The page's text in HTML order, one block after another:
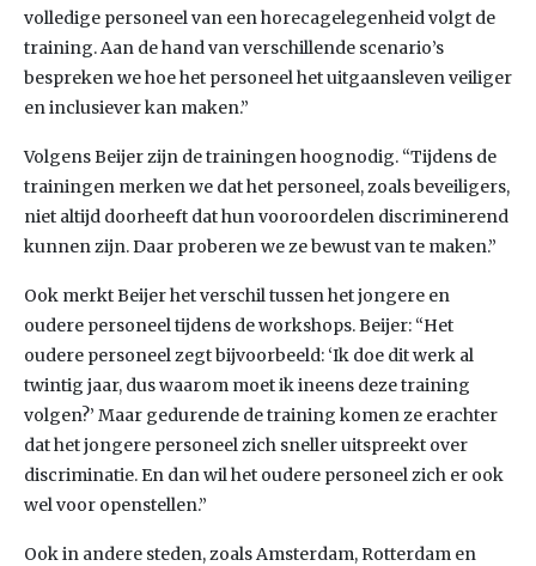
volledige personeel van een horecagelegenheid volgt de
training. Aan de hand van verschillende scenario’s
bespreken we hoe het personeel het uitgaansleven veiliger
en inclusiever kan maken.”
Volgens Beijer zijn de trainingen hoognodig. “Tijdens de
trainingen merken we dat het personeel, zoals beveiligers,
niet altijd doorheeft dat hun vooroordelen discriminerend
kunnen zijn. Daar proberen we ze bewust van te maken.”
Ook merkt Beijer het verschil tussen het jongere en
oudere personeel tijdens de workshops. Beijer: “Het
oudere personeel zegt bijvoorbeeld: ‘Ik doe dit werk al
twintig jaar, dus waarom moet ik ineens deze training
volgen?’ Maar gedurende de training komen ze erachter
dat het jongere personeel zich sneller uitspreekt over
discriminatie. En dan wil het oudere personeel zich er ook
wel voor openstellen.”
Ook in andere steden, zoals Amsterdam, Rotterdam en